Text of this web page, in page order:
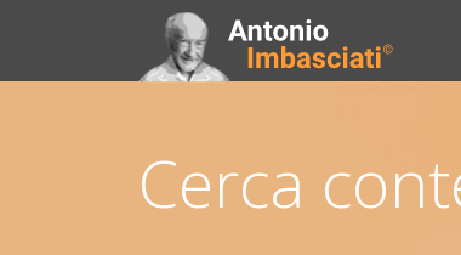
Cerca